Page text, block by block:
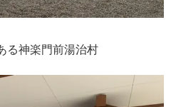
る神楽門前湯治村